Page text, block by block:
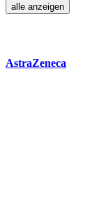
alle anzeigen
AstraZeneca